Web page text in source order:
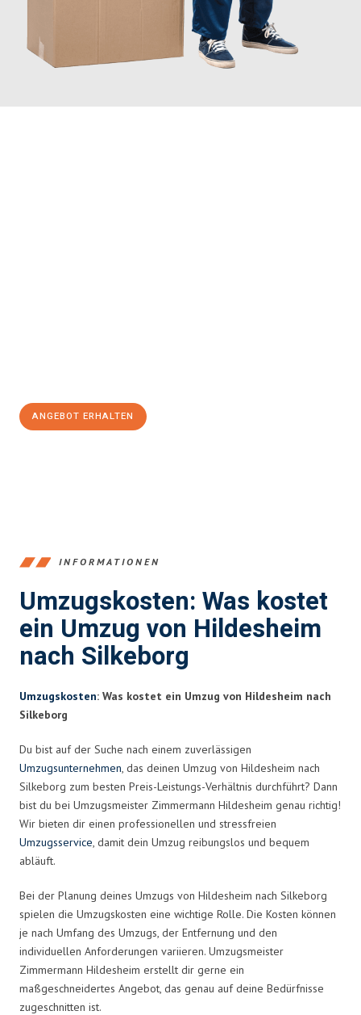
ANGEBOT ERHALTEN
INFORMATIONEN
Umzugskosten: Was kostet
ein Umzug von Hildesheim
nach Silkeborg
Umzugskosten: Was kostet ein Umzug von Hildesheim nach
Silkeborg
Du bist auf der Suche nach einem zuverlässigen
Umzugsunternehmen, das deinen Umzug von Hildesheim nach
Silkeborg zum besten Preis-Leistungs-Verhältnis durchführt? Dann
bist du bei Umzugsmeister Zimmermann Hildesheim genau richtig!
Wir bieten dir einen professionellen und stressfreien
Umzugsservice, damit dein Umzug reibungslos und bequem
abläuft.
Bei der Planung deines Umzugs von Hildesheim nach Silkeborg
spielen die Umzugskosten eine wichtige Rolle. Die Kosten können
je nach Umfang des Umzugs, der Entfernung und den
individuellen Anforderungen variieren. Umzugsmeister
Zimmermann Hildesheim erstellt dir gerne ein
maßgeschneidertes Angebot, das genau auf deine Bedürfnisse
zugeschnitten ist.